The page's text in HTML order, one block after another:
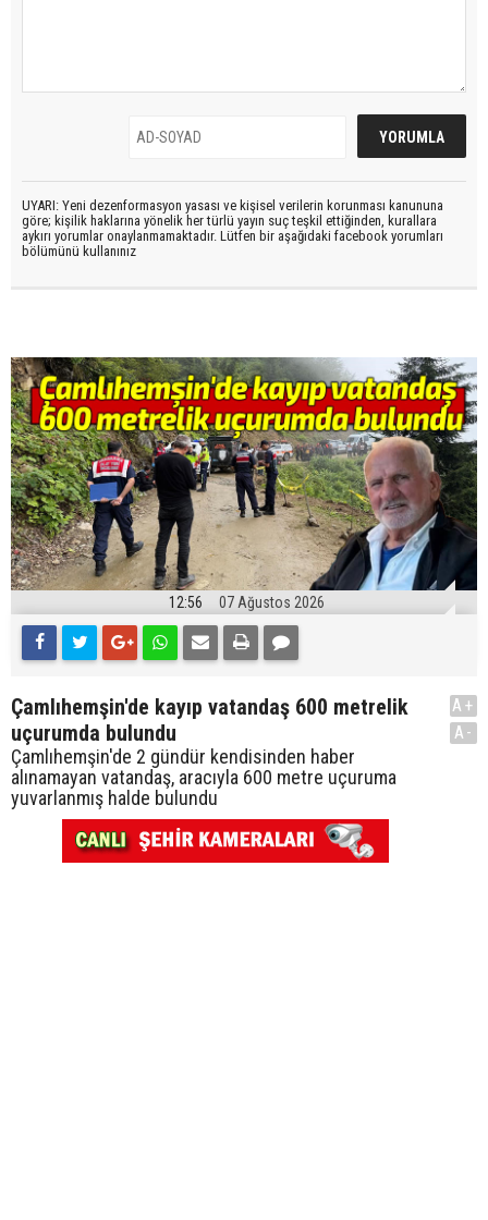
UYARI: Yeni dezenformasyon yasası ve kişisel verilerin korunması kanununa
göre; kişilik haklarına yönelik her türlü yayın suç teşkil ettiğinden, kurallara
aykırı yorumlar onaylanmamaktadır. Lütfen bir aşağıdaki facebook yorumları
bölümünü kullanınız
12:56 07 Ağustos 2026
Çamlıhemşin'de kayıp vatandaş 600 metrelik
uçurumda bulundu
Çamlıhemşin'de 2 gündür kendisinden haber
alınamayan vatandaş, aracıyla 600 metre uçuruma
yuvarlanmış halde bulundu
A+
A-